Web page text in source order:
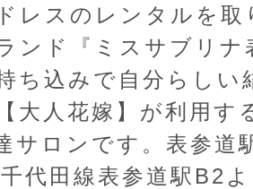
レスのレンタルを取
ンド『ミスサブリナ
ち込みで自分らしい
大人花嫁】が利用す
サロンです。表参道
代田線表参道駅B2